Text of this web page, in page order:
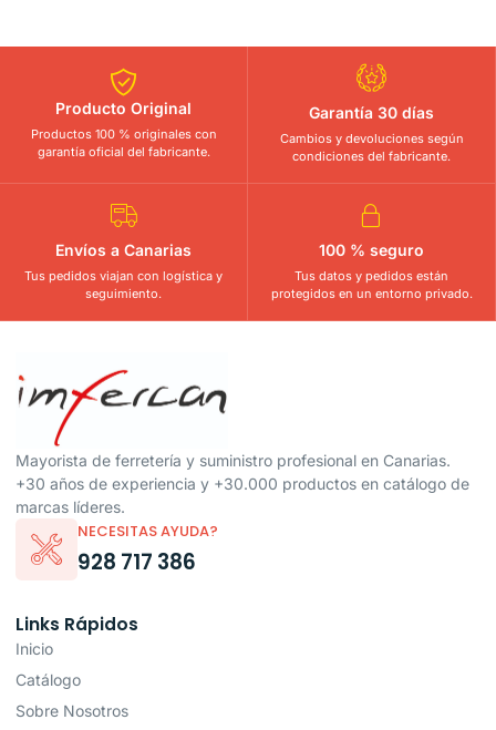
Producto Original
Productos 100 % originales con
garantía oficial del fabricante.
Garantía 30 días
Cambios y devoluciones según
condiciones del fabricante.
Envíos a Canarias
Tus pedidos viajan con logística y
seguimiento.
100 % seguro
Tus datos y pedidos están
protegidos en un entorno privado.
Mayorista de ferretería y suministro profesional en Canarias.
+30 años de experiencia y +30.000 productos en catálogo de
marcas líderes.
NECESITAS AYUDA?
928 717 386
Links Rápidos
Inicio
Catálogo
Sobre Nosotros